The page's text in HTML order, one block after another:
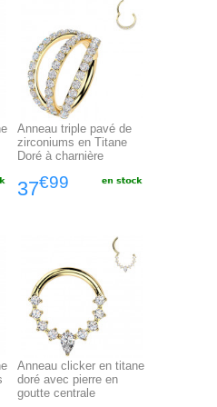
Anneau triple pavé de
zirconiums en Titane
Doré à charnière
37€99
Anneau clicker en titane
doré avec pierre en
goutte centrale